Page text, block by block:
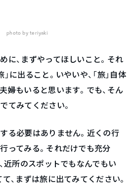
photo by teriyaki
に、まずやってほしいこと。それ
に出ること。いやいや、「旅」自体
婦もいると思います。でも、そん
てみてください。
る必要はありません。近くの行
ってみる。それだけでも充分
、近所のスポットでもなんでもい
、まずは旅に出てみてください。